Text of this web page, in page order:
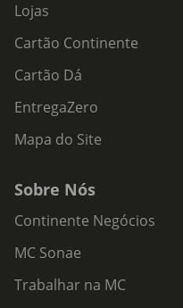
Lojas
Cartão Continente
Cartão Dá
EntregaZero
Mapa do Site
Sobre Nós
Continente Negócios
MC Sonae
Trabalhar na MC